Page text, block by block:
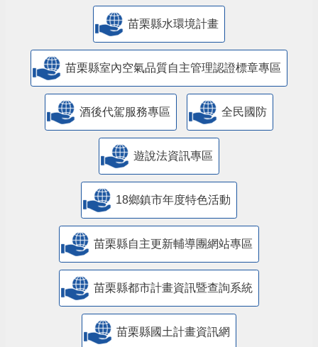
苗栗縣水環境計畫
苗栗縣室內空氣品質自主管理認證標章專區
酒後代駕服務專區 全民國防
遊說法資訊專區
18鄉鎮市年度特色活動
苗栗縣自主更新輔導團網站專區
苗栗縣都市計畫資訊暨查詢系統
苗栗縣國土計畫資訊網